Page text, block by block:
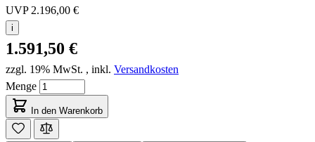
UVP 2.196,00 €
i
1.591,50 €
zzgl. 19% MwSt. , inkl. Versandkosten
Menge
In den Warenkorb